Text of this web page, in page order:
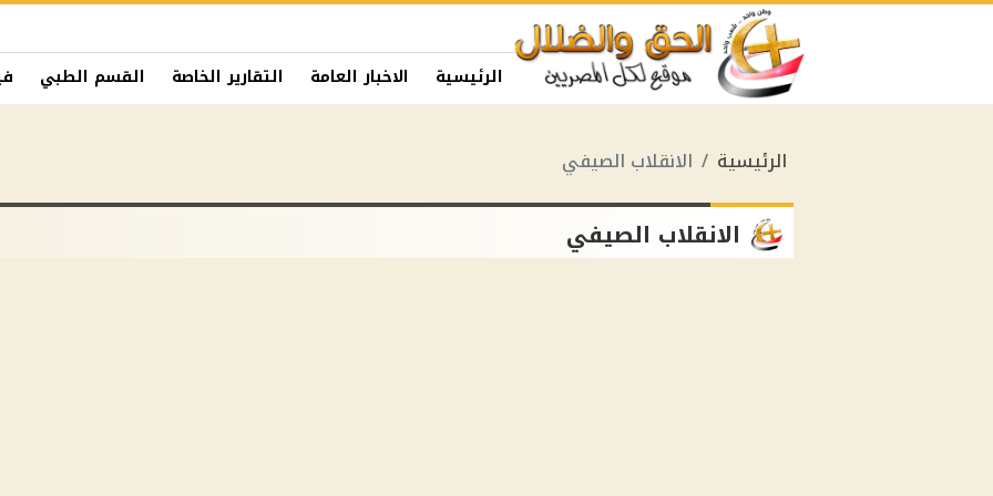
الرئيسية الاخبار العامة التقارير الخاصة القسم الطبي
الرئيسية الانقلاب الصيفي
الانقلاب الصيفي